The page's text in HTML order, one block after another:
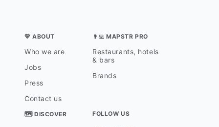
💛 ABOUT
Who we are
Jobs
Press
Contact us
👨‍💻 MAPSTR PRO
Restaurants, hotels
& bars
Brands
🗺 DISCOVER FOLLOW US